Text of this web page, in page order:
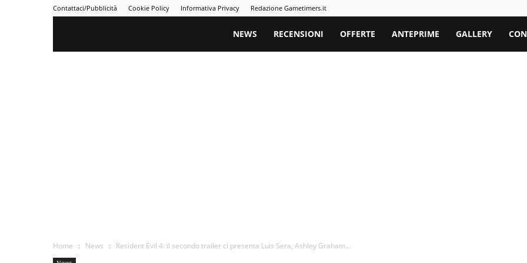
Contattaci/Pubblicità Cookie Policy Informativa Privacy Redazione Gametimers.it
Gametimers
NEWS RECENSIONI OFFERTE ANTEPRIME GALLERY
Home News Resident Evil 4: il secondo trailer ci presenta Luis Sera, Ashley Graham...